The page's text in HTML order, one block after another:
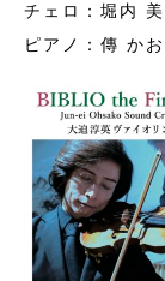
チェロ：堀内
ピアノ：傳 かお